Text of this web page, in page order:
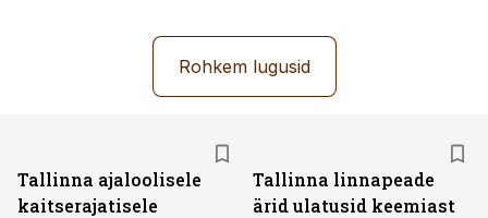
Rohkem lugusid
Tallinna ajaloolisele
kaitserajatisele
Tallinna linnapeade
ärid ulatusid keemiast